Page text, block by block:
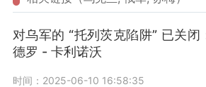
对乌军的 “托列茨克陷阱” 已关闭
德罗 - 卡利诺沃
时间：2025-06-10 16:58:35